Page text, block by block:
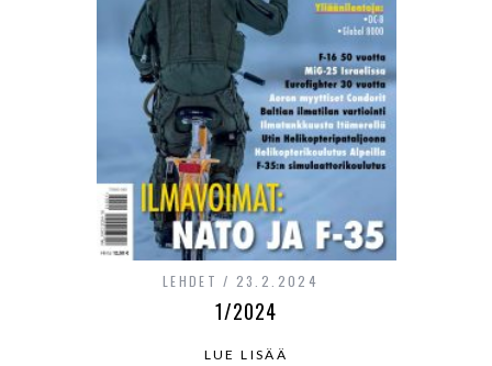
LEHDET 23.2.2024
1/2024
LUE LISÄÄ